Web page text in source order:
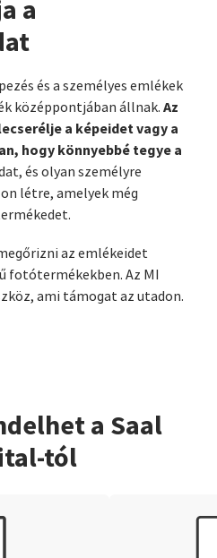
a
és a személyes emlékek
középpontjában állnak. Az
a képeidet vagy a
hogy könnyebbé tegye a
és olyan személyre
létre, amelyek még
az emlékeidet
fotótermékekben. Az MI
ami támogat az utadon.
a Saal
tól